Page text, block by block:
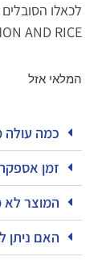
לכאלו
AND RICE
המלאי אזל
כמה עולה
זמן
המוצר
האם ניתן